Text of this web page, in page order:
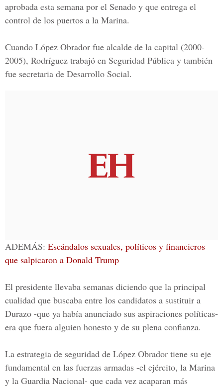
aprobada esta semana por el Senado y que entrega el
control de los puertos a la Marina.
Cuando López Obrador fue alcalde de la capital (2000-
2005), Rodríguez trabajó en Seguridad Pública y también
fue secretaria de Desarrollo Social.
ADEMÁS: Escándalos sexuales, políticos y financieros
que salpicaron a Donald Trump
El presidente llevaba semanas diciendo que la principal
cualidad que buscaba entre los candidatos a sustituir a
Durazo -que ya había anunciado sus aspiraciones políticas-
era que fuera alguien honesto y de su plena confianza.
La estrategia de seguridad de López Obrador tiene su eje
fundamental en las fuerzas armadas -el ejército, la Marina
y la Guardia Nacional- que cada vez acaparan más